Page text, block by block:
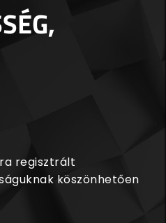
regisztrált
köszönhetően